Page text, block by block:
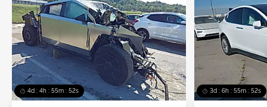
4d : 4h : 55m : 51s 3d : 6h : 55m : 51s